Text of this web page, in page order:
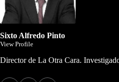
Sixto Alfredo Pinto
View Profile
Director de La Otra Cara.